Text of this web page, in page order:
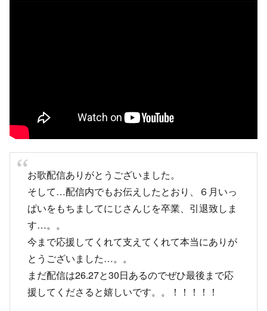
お歌配信ありがとうございました。
そして…配信内でもお伝えしたとおり、６月いっ
ぱいをもちましてにじさんじを卒業、引退致しま
す…。。
今まで応援してくれて支えてくれて本当にありが
とうございました…。。
まだ配信は26.27と30日あるのでぜひ最後まで応
援してくださると嬉しいです。。！！！！！